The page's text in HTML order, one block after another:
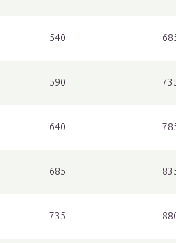
540
590
640
685
735